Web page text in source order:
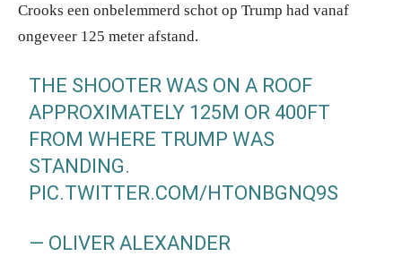
Crooks een onbelemmerd schot op Trump had vanaf
ongeveer 125 meter afstand.
THE SHOOTER WAS ON A ROOF
APPROXIMATELY 125M OR 400FT
FROM WHERE TRUMP WAS
STANDING.
PIC.TWITTER.COM/HTONBGNQ9S
— OLIVER ALEXANDER